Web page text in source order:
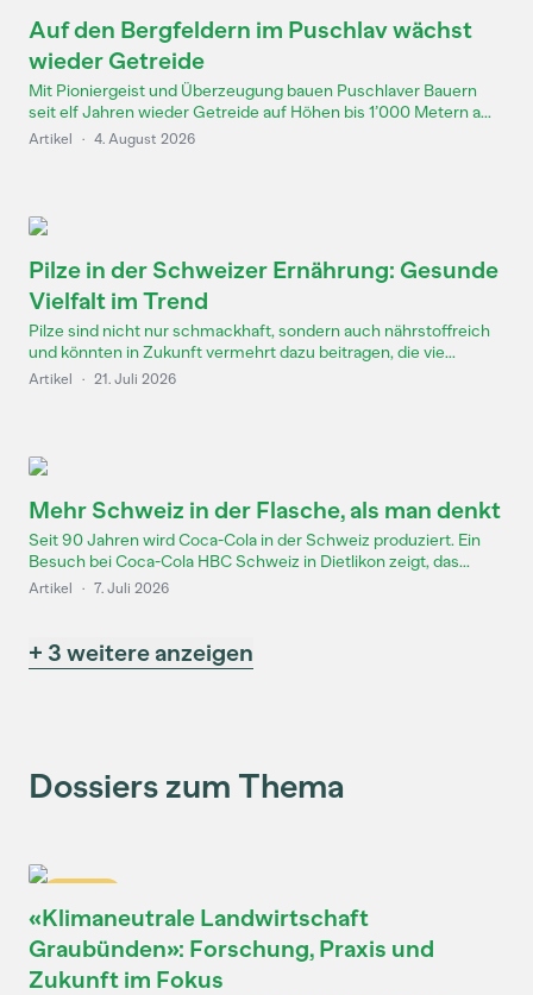
Auf den Bergfeldern im Puschlav wächst
wieder Getreide
Mit Pioniergeist und Überzeugung bauen Puschlaver Bauern
seit elf Jahren wieder Getreide auf Höhen bis 1’000 Metern a...
Artikel · 4. August 2026
Pilze in der Schweizer Ernährung: Gesunde
Vielfalt im Trend
Pilze sind nicht nur schmackhaft, sondern auch nährstoffreich
und könnten in Zukunft vermehrt dazu beitragen, die vie...
Artikel · 21. Juli 2026
Mehr Schweiz in der Flasche, als man denkt
Seit 90 Jahren wird Coca-Cola in der Schweiz produziert. Ein
Besuch bei Coca-Cola HBC Schweiz in Dietlikon zeigt, das...
Artikel · 7. Juli 2026
+ 3 weitere anzeigen
Dossiers zum Thema
«Klimaneutrale Landwirtschaft
Graubünden»: Forschung, Praxis und
Zukunft im Fokus